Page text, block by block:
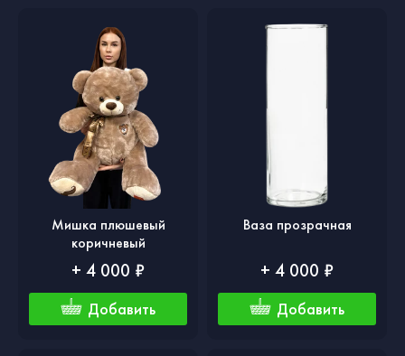
Мишка плюшевый
коричневый
+ 4 000 ₽
Добавить
Ваза прозрачная
+ 4 000 ₽
Добавить